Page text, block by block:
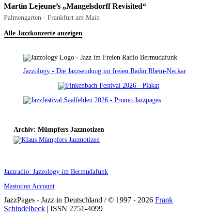
Martin Lejeune’s „Mangelsdorff Revisited“
Palmengarten · Frankfurt am Main
Alle Jazzkonzerte anzeigen
Jazzology - Die Jazzsendung im freien Radio Rhein-Neckar
Archiv: Mümpfers Jazznotizen
Jazzradio: Jazzology im Bermudafunk
Mastodon Account
JazzPages - Jazz in Deutschland / © 1997 - 2026 Frank
Schindelbeck | ISSN 2751-4099